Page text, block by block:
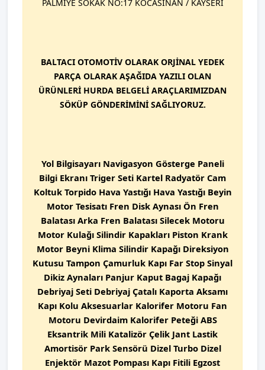
PALMİYE SOKAK NO:17 KOCASİNAN / KAYSERİ
BALTACI OTOMOTİV OLARAK ORJİNAL YEDEK
PARÇA OLARAK AŞAĞIDA YAZILI OLAN
ÜRÜNLERİ HURDA BELGELİ ARAÇLARIMIZDAN
SÖKÜP GÖNDERİMİNİ SAĞLIYORUZ.
Yol Bilgisayarı Navigasyon Gösterge Paneli
Bilgi Ekranı Triger Seti Kartel Radyatör Cam
Koltuk Torpido Hava Yastığı Hava Yastığı Beyin
Motor Tesisatı Fren Disk Aynası Ön Fren
Balatası Arka Fren Balatası Silecek Motoru
Motor Kulağı Silindir Kapakları Piston Krank
Motor Beyni Klima Silindir Kapağı Direksiyon
Kutusu Tampon Çamurluk Kapı Far Stop Sinyal
Dikiz Aynaları Panjur Kaput Bagaj Kapağı
Debriyaj Seti Debriyaj Çatalı Kaporta Aksamı
Kapı Kolu Aksesuarlar Kalorifer Motoru Fan
Motoru Devirdaim Kalorifer Peteği ABS
Eksantrik Mili Katalizör Çelik Jant Lastik
Amortisör Park Sensörü Dizel Turbo Dizel
Enjektör Mazot Pompası Kapı Fitili Egzost